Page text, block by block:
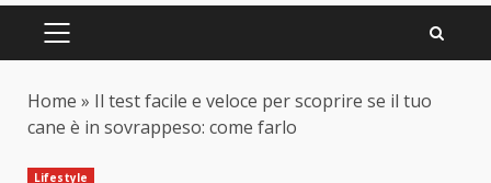
PRIMARY
Home » Il test facile e veloce per scoprire se il tuo
cane è in sovrappeso: come farlo
Lifestyle